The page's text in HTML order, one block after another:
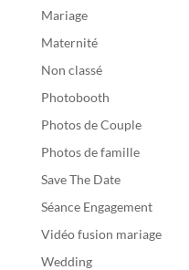
Mariage
Maternité
Non classé
Photobooth
Photos de Couple
Photos de famille
Save The Date
Séance Engagement
Vidéo fusion mariage
Wedding